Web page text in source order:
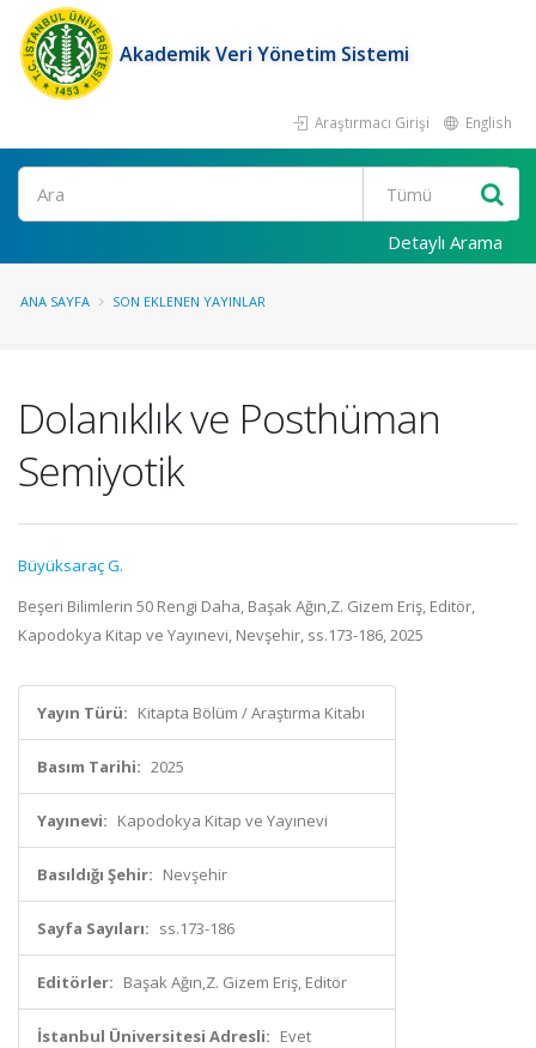
Akademik Veri Yönetim Sistemi
Araştırmacı Girişi English
Ara
Detaylı Arama
ANA SAYFA SON EKLENEN YAYINLAR
Dolanıklık ve Posthüman
Semiyotik
Büyüksaraç G.
Beşeri Bilimlerin 50 Rengi Daha, Başak Ağın,Z. Gizem Eriş, Editör,
Kapodokya Kitap ve Yayınevi, Nevşehir, ss.173-186, 2025
Yayın Türü: Kitapta Bölüm / Araştırma Kitabı
Basım Tarihi: 2025
Yayınevi: Kapodokya Kitap ve Yayınevi
Basıldığı Şehir: Nevşehir
Sayfa Sayıları: ss.173-186
Editörler: Başak Ağın,Z. Gizem Eriş, Editör
İstanbul Üniversitesi Adresli: Evet